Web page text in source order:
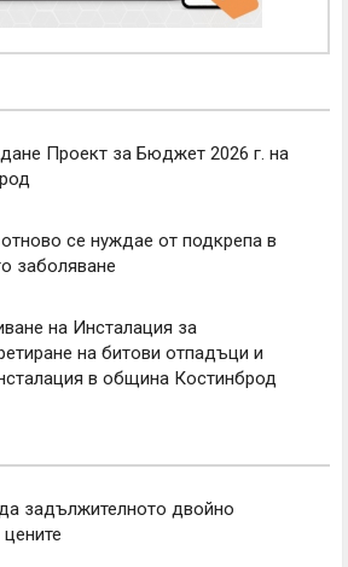
Проект за Бюджет 2026 г. на
се нуждае от подкрепа в
заболяване
на Инсталация за
на битови отпадъци и
в община Костинброд
задължителното двойно